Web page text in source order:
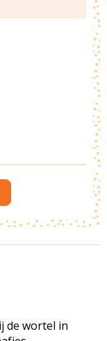
de wortel in